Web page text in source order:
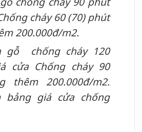
cháy 60 (70) phút
200.000đ/m2.
gỗ chống cháy 120
cửa Chống cháy 90
thêm 200.000đ/m2.
bảng giá cửa chống